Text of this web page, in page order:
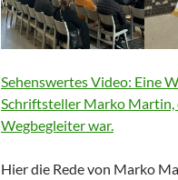
Sehenswertes Video: Eine
Schriftsteller Marko Martin,
Wegbegleiter war.
Hier die Rede von Marko